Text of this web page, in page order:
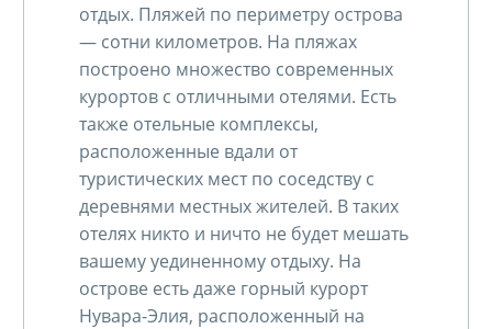
отдых. Пляжей по периметру острова
— сотни километров. На пляжах
построено множество современных
курортов с отличными отелями. Есть
также отельные комплексы,
расположенные вдали от
туристических мест по соседству с
деревнями местных жителей. В таких
отелях никто и ничто не будет мешать
вашему уединенному отдыху. На
острове есть даже горный курорт
Нувара-Элия, расположенный на